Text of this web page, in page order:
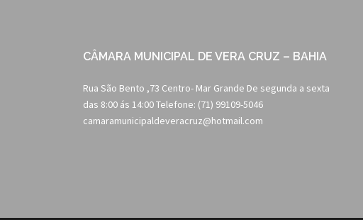
CÂMARA MUNICIPAL DE VERA CRUZ – BAHIA
Rua São Bento ,73 Centro- Mar Grande De segunda a sexta
das 8:00 ás 14:00 Telefone: (71) 99109-5046
camaramunicipaldeveracruz@hotmail.com